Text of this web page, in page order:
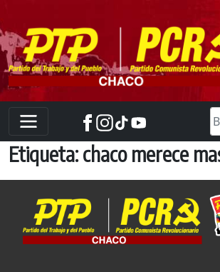
to
content
Etiqueta:chaco merece